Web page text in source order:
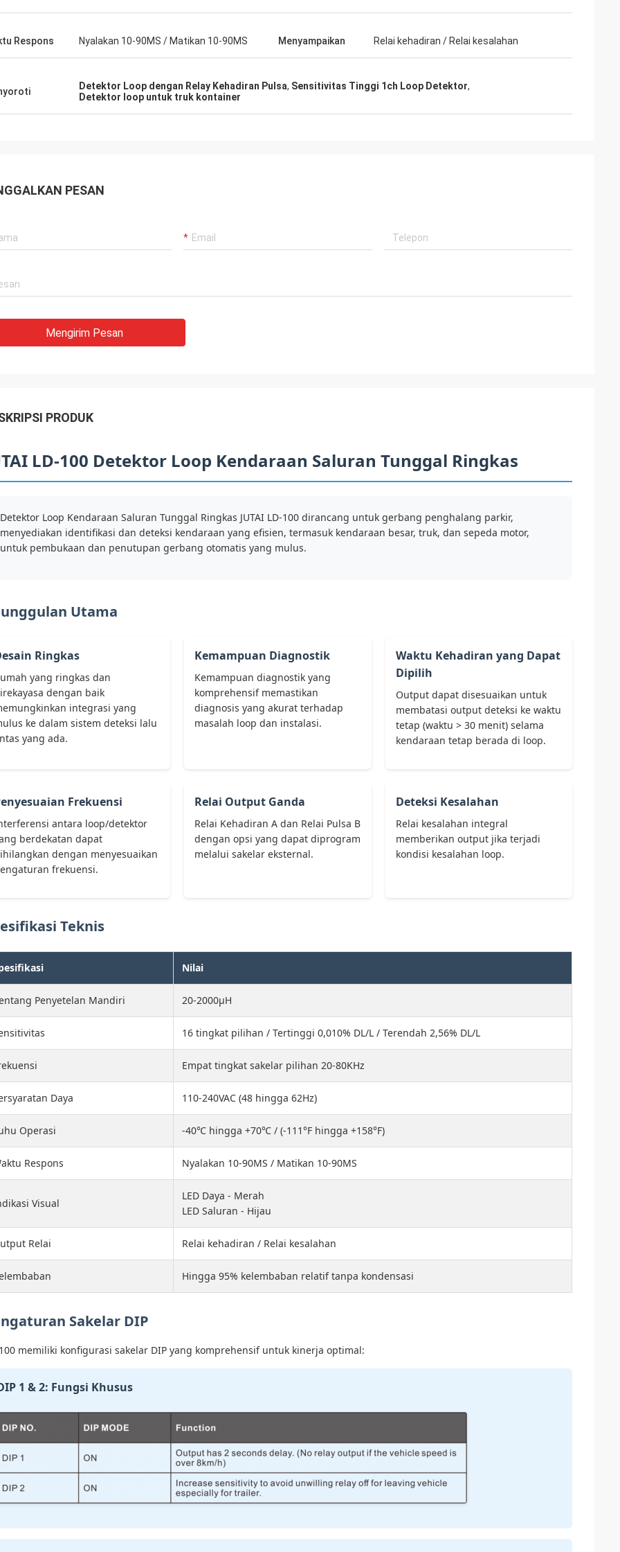
Respons Nyalakan 10-90MS / Matikan 10-90MS Menyampaikan Relai kehadiran / Relai kesalahan
Detektor Loop dengan Relay Kehadiran Pulsa, Sensitivitas Tinggi 1ch Loop Detektor,
Detektor loop untuk truk kontainer
PESAN
Mengirim Pesan
PRODUK
LD-100 Detektor Loop Kendaraan Saluran Tunggal Ringkas
Detektor Loop Kendaraan Saluran Tunggal Ringkas JUTAI LD-100 dirancang untuk gerbang penghalang parkir,
menyediakan identifikasi dan deteksi kendaraan yang efisien, termasuk kendaraan besar, truk, dan sepeda motor,
untuk pembukaan dan penutupan gerbang otomatis yang mulus.
Utama
Ringkas
yang ringkas dan
dengan baik
integrasi yang
ke dalam sistem deteksi lalu
yang ada.
Kemampuan Diagnostik
Kemampuan diagnostik yang
komprehensif memastikan
diagnosis yang akurat terhadap
masalah loop dan instalasi.
Waktu Kehadiran yang Dapat
Dipilih
Output dapat disesuaikan untuk
membatasi output deteksi ke waktu
tetap (waktu > 30 menit) selama
kendaraan tetap berada di loop.
Frekuensi
antara loop/detektor
berdekatan dapat
dengan menyesuaikan
frekuensi.
Relai Output Ganda
Relai Kehadiran A dan Relai Pulsa B
dengan opsi yang dapat diprogram
melalui sakelar eksternal.
Deteksi Kesalahan
Relai kesalahan integral
memberikan output jika terjadi
kondisi kesalahan loop.
Teknis
Nilai
Penyetelan Mandiri 20-2000μH
16 tingkat pilihan / Tertinggi 0,010% DL/L / Terendah 2,56% DL/L
Empat tingkat sakelar pilihan 20-80KHz
Daya 110-240VAC (48 hingga 62Hz)
Operasi -40℃ hingga +70℃ / (-111°F hingga +158°F)
Respons Nyalakan 10-90MS / Matikan 10-90MS
Visual
LED Daya - Merah
LED Saluran - Hijau
Relai Relai kehadiran / Relai kesalahan
Hingga 95% kelembaban relatif tanpa kondensasi
Sakelar DIP
memiliki konfigurasi sakelar DIP yang komprehensif untuk kinerja optimal:
1 & 2: Fungsi Khusus